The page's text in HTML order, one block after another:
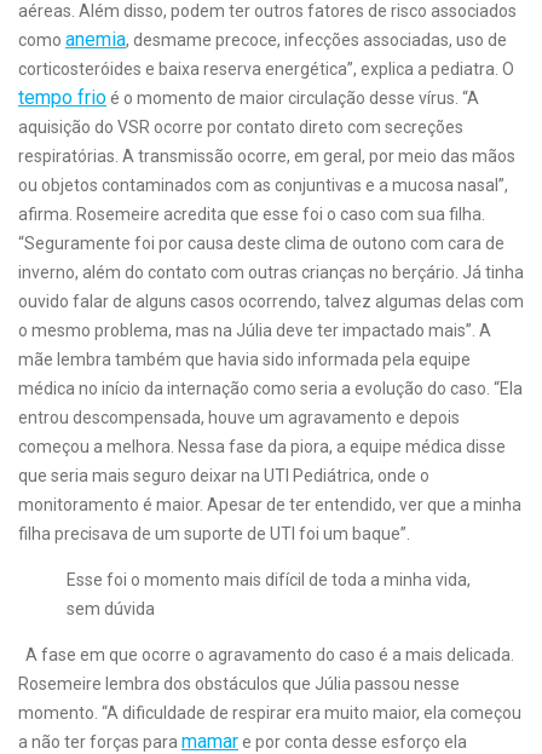
aéreas. Além disso, podem ter outros fatores de risco associados
como anemia, desmame precoce, infecções associadas, uso de
corticosteróides e baixa reserva energética”, explica a pediatra. O
tempo frioé o momento de maior circulação desse vírus. “A
aquisição do VSR ocorre por contato direto com secreções
respiratórias. A transmissão ocorre, em geral, por meio das mãos
ou objetos contaminados com as conjuntivas e a mucosa nasal”,
afirma. Rosemeire acredita que esse foi o caso com sua filha.
“Seguramente foi por causa deste clima de outono com cara de
inverno, além do contato com outras crianças no berçário. Já tinha
ouvido falar de alguns casos ocorrendo, talvez algumas delas com
o mesmo problema, mas na Júlia deve ter impactado mais”. A
mãe lembra também que havia sido informada pela equipe
médica no início da internação como seria a evolução do caso. “Ela
entrou descompensada, houve um agravamento e depois
começou a melhora. Nessa fase da piora, a equipe médica disse
que seria mais seguro deixar na UTI Pediátrica, onde o
monitoramento é maior. Apesar de ter entendido, ver que a minha
filha precisava de um suporte de UTI foi um baque”.
Esse foi o momento mais difícil de toda a minha vida,
sem dúvida
A fase em que ocorre o agravamento do caso é a mais delicada.
Rosemeire lembra dos obstáculos que Júlia passou nesse
momento. “A dificuldade de respirar era muito maior, ela começou
a não ter forças para mamare por conta desse esforço ela